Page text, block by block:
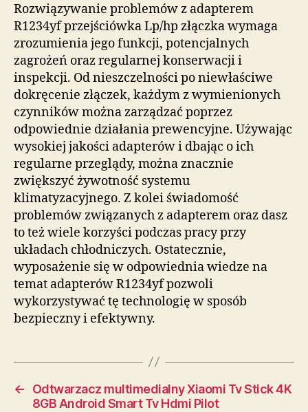
Rozwiązywanie problemów z adapterem
R1234yf przejściówka Lp/hp złączka wymaga
zrozumienia jego funkcji, potencjalnych
zagrożeń oraz regularnej konserwacji i
inspekcji. Od nieszczelności po niewłaściwe
dokręcenie złączek, każdym z wymienionych
czynników można zarządzać poprzez
odpowiednie działania prewencyjne. Używając
wysokiej jakości adapterów i dbając o ich
regularne przeglądy, można znacznie
zwiększyć żywotność systemu
klimatyzacyjnego. Z kolei świadomość
problemów związanych z adapterem oraz dasz
to też wiele korzyści podczas pracy przy
układach chłodniczych. Ostatecznie,
wyposażenie się w odpowiednia wiedze na
temat adapterów R1234yf pozwoli
wykorzystywać tę technologię w sposób
bezpieczny i efektywny.
←
Odtwarzacz multimedialny Xiaomi Tv Stick 4K
8GB Android Smart Tv Hdmi Pilot